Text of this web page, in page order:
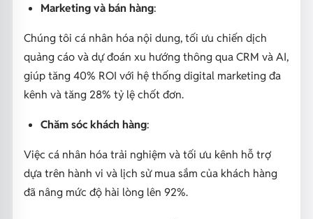
Marketing và bán hàng:
Chúng tôi cá nhân hóa nội dung, tối ưu chiến dịch
quảng cáo và dự đoán xu hướng thông qua CRM và AI,
giúp tăng 40% ROI với hệ thống digital marketing đa
kênh và tăng 28% tỷ lệ chốt đơn.
Chăm sóc khách hàng:
Việc cá nhân hóa trải nghiệm và tối ưu kênh hỗ trợ
dựa trên hành vi và lịch sử mua sắm của khách hàng
đã nâng mức độ hài lòng lên 92%.